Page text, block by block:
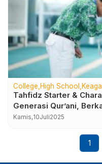
College High School
Tahfidz Starter &
Generasi Qur’ani,
Kamis,10Juli2025
1